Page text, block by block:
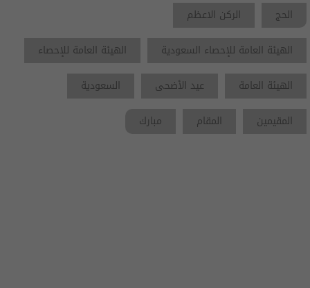
الحج
الركن الاعظم
الهيئة العامة للإحصاء السعودية
الهيئة العامة للإحصاء
الهيئة العامة
عيد الأضحى
السعودية
المقيمين
المقام مبارك